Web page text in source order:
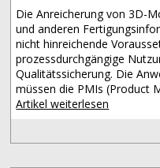
Die Anreicherung von 3D-
und anderen
nicht hinreichende
prozessdurchgängige
Qualitätssicherung. Die
müssen die PMIs (Product
Artikel weiterlesen